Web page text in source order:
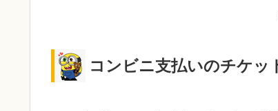
コンビニ支払いのチケッ